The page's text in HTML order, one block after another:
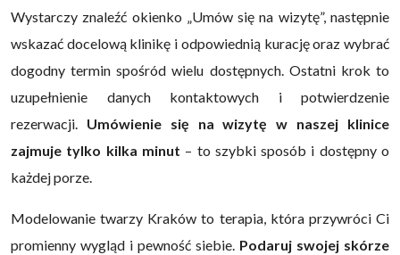
Wystarczy znaleźć okienko „Umów się na wizytę”, następnie
wskazać docelową klinikę i odpowiednią kurację oraz wybrać
dogodny termin spośród wielu dostępnych. Ostatni krok to
uzupełnienie danych kontaktowych i potwierdzenie
rezerwacji.
Umówienie się na wizytę w naszej klinice
zajmuje tylko kilka minut – to szybki sposób i dostępny o
każdej porze.
Modelowanie twarzy Kraków to terapia, która przywróci Ci
promienny wygląd i pewność siebie. Podaruj swojej skórze